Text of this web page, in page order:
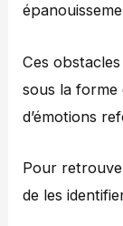
Ces
sous la forme
d’émotions
Pour
de les